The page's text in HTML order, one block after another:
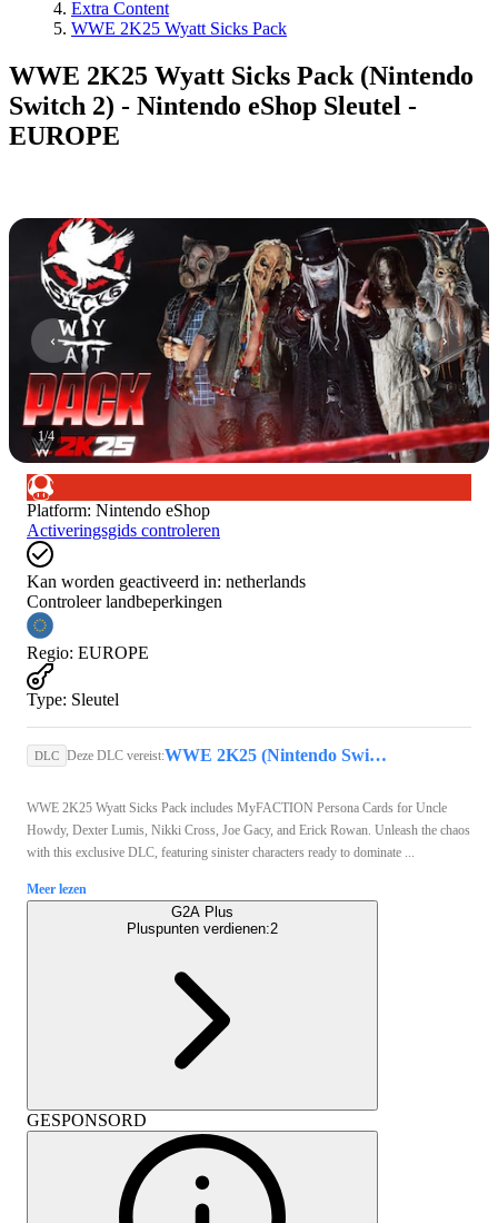
Extra Content
WWE 2K25 Wyatt Sicks Pack
WWE 2K25 Wyatt Sicks Pack (Nintendo
Switch 2) - Nintendo eShop Sleutel -
EUROPE
1/4
Platform: Nintendo eShop
Activeringsgids controleren
Kan worden geactiveerd in: netherlands
Controleer landbeperkingen
Regio: EUROPE
Type: Sleutel
DLC Deze DLC vereist: WWE 2K25 (Nintendo Switch 2) - Nintendo eShop Key - EUROPE
WWE 2K25 Wyatt Sicks Pack includes MyFACTION Persona Cards for Uncle
Howdy, Dexter Lumis, Nikki Cross, Joe Gacy, and Erick Rowan. Unleash the chaos
with this exclusive DLC, featuring sinister characters ready to dominate ...
Meer lezen
G2A Plus
Pluspunten verdienen:2
GESPONSORD